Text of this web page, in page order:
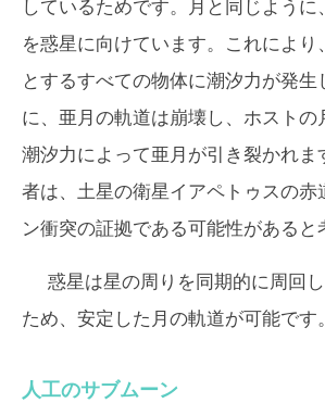
しているためです。月と同じように
を惑星に向けています。これにより
とするすべての物体に潮汐力が発生
に、亜月の軌道は崩壊し、ホストの
潮汐力によって亜月が引き裂かれま
者は、土星の衛星イアペトゥスの赤
ン衝突の証拠である可能性があると
惑星は星の周りを同期的に周回
ため、安定した月の軌道が可能です。
人工のサブムーン